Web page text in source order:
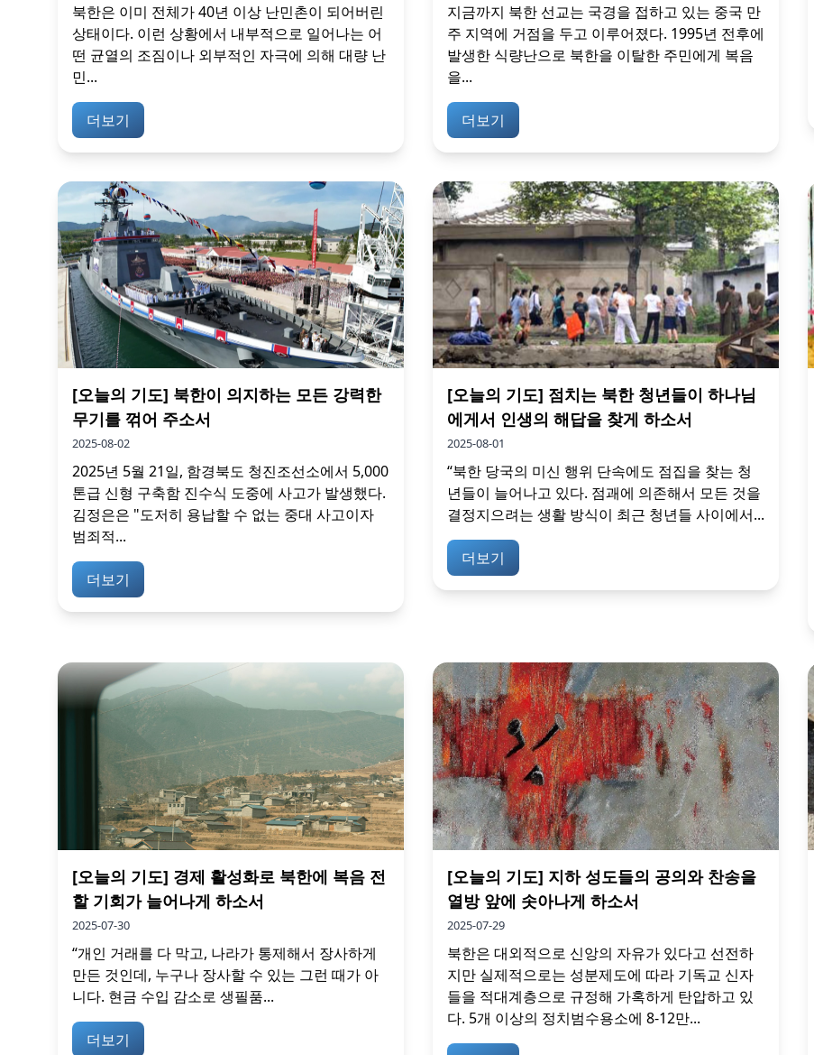
북한은 이미 전체가 40년 이상 난민촌이 되어버린
상태이다. 이런 상황에서 내부적으로 일어나는 어
떤 균열의 조짐이나 외부적인 자극에 의해 대량 난
민...
더보기
지금까지 북한 선교는 국경을 접하고 있는 중국 만
주 지역에 거점을 두고 이루어졌다. 1995년 전후에
발생한 식량난으로 북한을 이탈한 주민에게 복음
을...
더보기
[오늘의 기도] 북한이 의지하는 모든 강력한
무기를 꺾어 주소서
2025-08-02
2025년 5월 21일, 함경북도 청진조선소에서 5,000
톤급 신형 구축함 진수식 도중에 사고가 발생했다.
김정은은 "도저히 용납할 수 없는 중대 사고이자
범죄적...
더보기
[오늘의 기도] 점치는 북한 청년들이 하나님
에게서 인생의 해답을 찾게 하소서
2025-08-01
“북한 당국의 미신 행위 단속에도 점집을 찾는 청
년들이 늘어나고 있다. 점괘에 의존해서 모든 것을
결정지으려는 생활 방식이 최근 청년들 사이에서...
더보기
[오늘의 기도] 경제 활성화로 북한에 복음 전
할 기회가 늘어나게 하소서
2025-07-30
“개인 거래를 다 막고, 나라가 통제해서 장사하게
만든 것인데, 누구나 장사할 수 있는 그런 때가 아
니다. 현금 수입 감소로 생필품...
더보기
[오늘의 기도] 지하 성도들의 공의와 찬송을
열방 앞에 솟아나게 하소서
2025-07-29
북한은 대외적으로 신앙의 자유가 있다고 선전하
지만 실제적으로는 성분제도에 따라 기독교 신자
들을 적대계층으로 규정해 가혹하게 탄압하고 있
다. 5개 이상의 정치범수용소에 8-12만...